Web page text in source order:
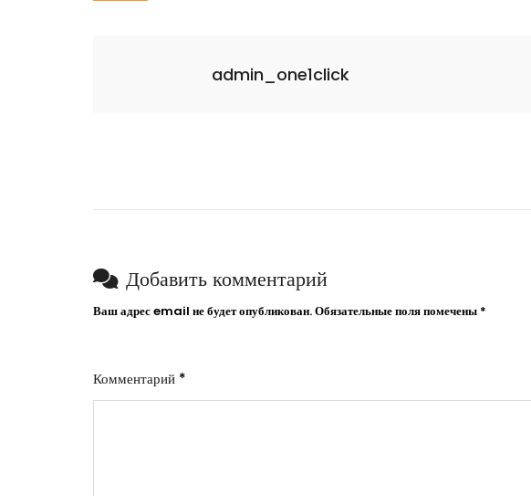
admin_one1click
Добавить комментарий
Ваш адрес email не будет опубликован.Обязательные поля помечены *
Комментарий *